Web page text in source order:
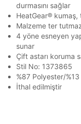
durmasını sağlar
HeatGear® kumaş,
Malzeme ter
4 yöne esneyen
sunar
Çift astarı koruma
Stil No: 1373865
%87 Polyester/%13
İthal edilmiştir
işlenmesini kabul
Sms
E-mail
Kişisel
Aksesuar
markalara
Doğuş